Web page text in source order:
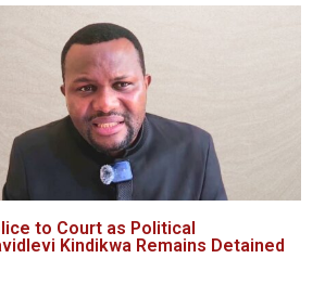
to Court as Political
Kindikwa Remains Detained